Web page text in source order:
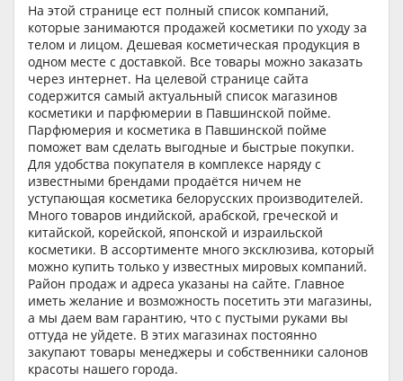
На этой странице ест полный список компаний,
которые занимаются продажей косметики по уходу за
телом и лицом. Дешевая косметическая продукция в
одном месте с доставкой. Все товары можно заказать
через интернет. На целевой странице сайта
содержится самый актуальный список магазинов
косметики и парфюмерии в Павшинской пойме.
Парфюмерия и косметика в Павшинской пойме
поможет вам сделать выгодные и быстрые покупки.
Для удобства покупателя в комплексе наряду с
известными брендами продаётся ничем не
уступающая косметика белорусских производителей.
Много товаров индийской, арабской, греческой и
китайской, корейской, японской и израильской
косметики. В ассортименте много эксклюзива, который
можно купить только у известных мировых компаний.
Район продаж и адреса указаны на сайте. Главное
иметь желание и возможность посетить эти магазины,
а мы даем вам гарантию, что с пустыми руками вы
оттуда не уйдете. В этих магазинах постоянно
закупают товары менеджеры и собственники салонов
красоты нашего города.